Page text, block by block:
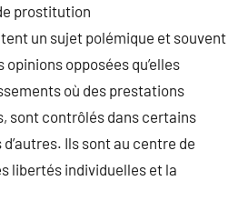
prostitution
un sujet polémique et souvent
opposées qu’elles
où des prestations
sont contrôlés dans certains
Ils sont au centre de
libertés individuelles et la